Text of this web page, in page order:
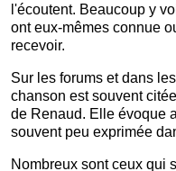
l'écoutent. Beaucoup y
ont eux-mêmes connue
recevoir.
Sur les forums et dans
chanson est souvent
de Renaud. Elle évoque
souvent peu exprimée
Nombreux sont ceux qui